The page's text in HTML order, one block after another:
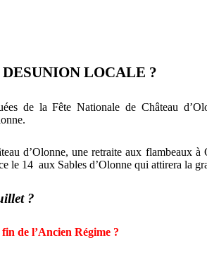
LOCALE ?
de la Fête Nationale de Château
d’Olonne, une retraite aux flambeaux à
le 14 aux Sables d’Olonne qui attirera la
?
de l’Ancien Régime ?